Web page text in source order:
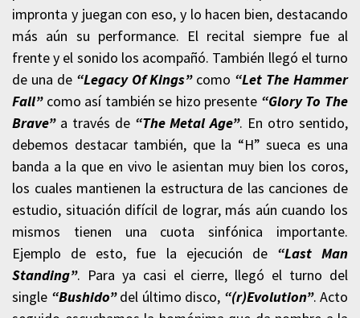
impronta y juegan con eso, y lo hacen bien, destacando
más aún su performance. El recital siempre fue al
frente y el sonido los acompañó. También llegó el turno
de una de “Legacy Of Kings”como “Let The Hammer
Fall”como así también se hizo presente “Glory To The
Brave”a través de “The Metal Age”. En otro sentido,
debemos destacar también, que la “H” sueca es una
banda a la que en vivo le asientan muy bien los coros,
los cuales mantienen la estructura de las canciones de
estudio, situación difícil de lograr, más aún cuando los
mismos tienen una cuota sinfónica importante.
Ejemplo de esto, fue la ejecución de “Last Man
Standing”. Para ya casi el cierre, llegó el turno del
single “Bushido”del último disco, “(r)Evolution”. Acto